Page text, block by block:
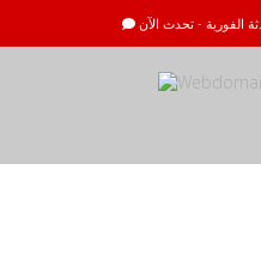
الفورية - تحدث الآن